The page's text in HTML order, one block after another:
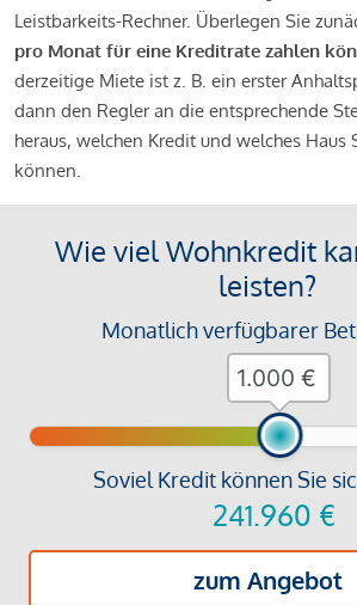
Leistbarkeits-Rechner. Überlegen Sie
pro Monat für eine Kreditrate zahlen
derzeitige Miete ist z. B. ein erster
dann den Regler an die entsprechende
heraus, welchen Kredit und welches Haus
können.
Wie viel Wohnkredit
leisten?
Monatlich verfügbarer
Soviel Kredit können Sie
241.960 €
zum Angebot
€